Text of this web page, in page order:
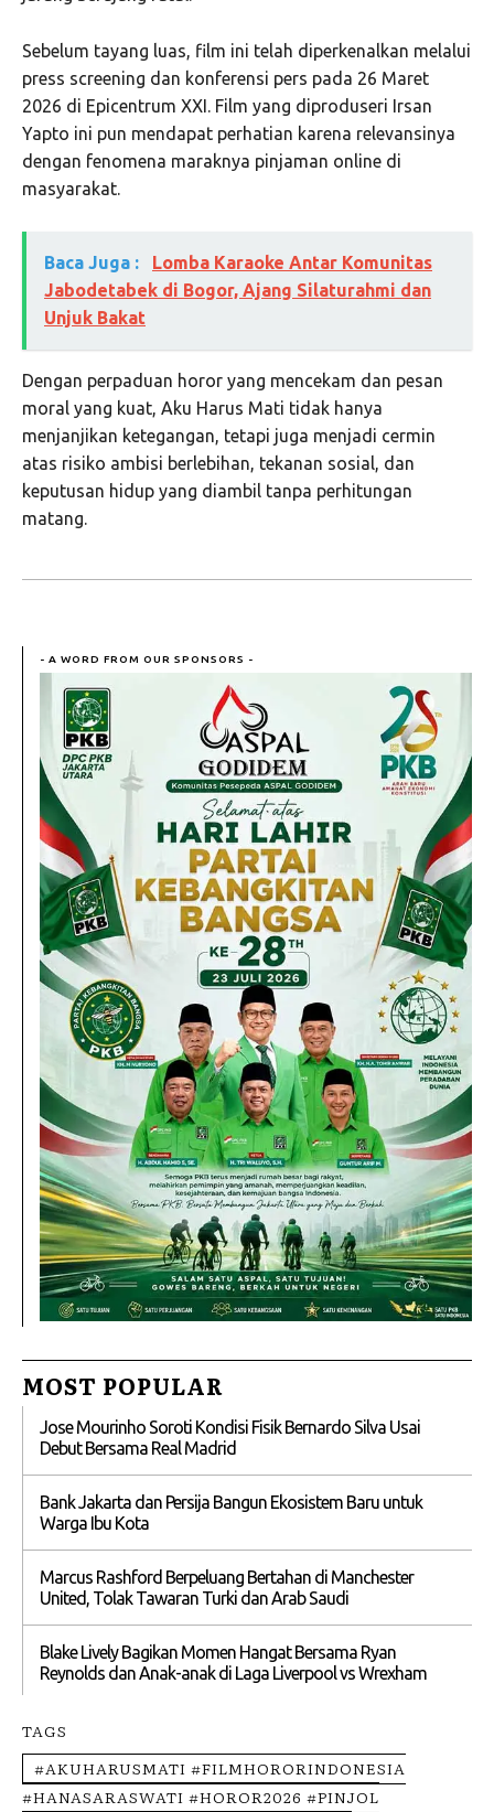
Sebelum tayang luas, film ini telah diperkenalkan melalui
press screening dan konferensi pers pada 26 Maret
2026 di Epicentrum XXI. Film yang diproduseri Irsan
Yapto ini pun mendapat perhatian karena relevansinya
dengan fenomena maraknya pinjaman online di
masyarakat.
Baca Juga :
Lomba Karaoke Antar Komunitas
Jabodetabek di Bogor, Ajang Silaturahmi dan
Unjuk Bakat
Dengan perpaduan horor yang mencekam dan pesan
moral yang kuat, Aku Harus Mati tidak hanya
menjanjikan ketegangan, tetapi juga menjadi cermin
atas risiko ambisi berlebihan, tekanan sosial, dan
keputusan hidup yang diambil tanpa perhitungan
matang.
- A WORD FROM OUR SPONSORS -
MOST POPULAR
Jose Mourinho Soroti Kondisi Fisik Bernardo Silva Usai
Debut Bersama Real Madrid
Bank Jakarta dan Persija Bangun Ekosistem Baru untuk
Warga Ibu Kota
Marcus Rashford Berpeluang Bertahan di Manchester
United, Tolak Tawaran Turki dan Arab Saudi
Blake Lively Bagikan Momen Hangat Bersama Ryan
Reynolds dan Anak-anak di Laga Liverpool vs Wrexham
TAGS
#AKUHARUSMATI #FILMHORORINDONESIA
#HANASARASWATI #HOROR2026 #PINJOL